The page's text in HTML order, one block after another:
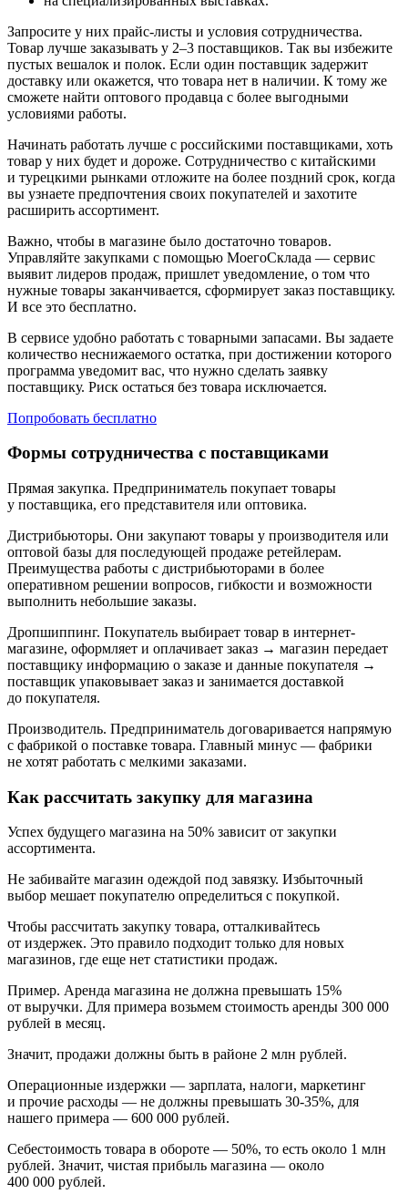
Запросите у них прайс-листы и условия сотрудничества.
Товар лучше заказывать у 2–3 поставщиков. Так вы избежите
пустых вешалок и полок. Если один поставщик задержит
доставку или окажется, что товара нет в наличии. К тому же
сможете найти оптового продавца с более выгодными
условиями работы.
Начинать работать лучше с российскими поставщиками, хоть
товар у них будет и дороже. Сотрудничество с китайскими
и турецкими рынками отложите на более поздний срок, когда
вы узнаете предпочтения своих покупателей и захотите
расширить ассортимент.
Важно, чтобы в магазине было достаточно товаров.
Управляйте закупками с помощью МоегоСклада — сервис
выявит лидеров продаж, пришлет уведомление, о том что
нужные товары заканчивается, сформирует заказ поставщику.
И все это бесплатно.
В сервисе удобно работать с товарными запасами. Вы задаете
количество неснижаемого остатка, при достижении которого
программа уведомит вас, что нужно сделать заявку
поставщику. Риск остаться без товара исключается.
Попробовать бесплатно
Формы сотрудничества с поставщиками
Прямая закупка. Предприниматель покупает товары
у поставщика, его представителя или оптовика.
Дистрибьюторы. Они закупают товары у производителя или
оптовой базы для последующей продаже ретейлерам.
Преимущества работы с дистрибьюторами в более
оперативном решении вопросов, гибкости и возможности
выполнить небольшие заказы.
Дропшиппинг. Покупатель выбирает товар в интернет-
магазине, оформляет и оплачивает заказ → магазин передает
поставщику информацию о заказе и данные покупателя →
поставщик упаковывает заказ и занимается доставкой
до покупателя.
Производитель. Предприниматель договаривается напрямую
с фабрикой о поставке товара. Главный минус — фабрики
не хотят работать с мелкими заказами.
Как рассчитать закупку для магазина
Успех будущего магазина на 50% зависит от закупки
ассортимента.
Не забивайте магазин одеждой под завязку. Избыточный
выбор мешает покупателю определиться с покупкой.
Чтобы рассчитать закупку товара, отталкивайтесь
от издержек. Это правило подходит только для новых
магазинов, где еще нет статистики продаж.
Пример. Аренда магазина не должна превышать 15%
от выручки. Для примера возьмем стоимость аренды 300 000
рублей в месяц.
Значит, продажи должны быть в районе 2 млн рублей.
Операционные издержки — зарплата, налоги, маркетинг
и прочие расходы — не должны превышать 30-35%, для
нашего примера — 600 000 рублей.
Себестоимость товара в обороте — 50%, то есть около 1 млн
рублей. Значит, чистая прибыль магазина — около
400 000 рублей.